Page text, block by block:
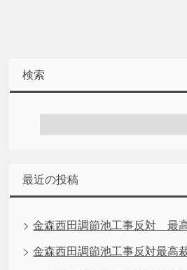
検索
最近の投稿
金森西田調節池工事反対 最
金森西田調節池工事反対最高